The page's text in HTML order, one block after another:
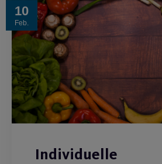
10
Feb.
Individuelle